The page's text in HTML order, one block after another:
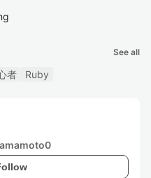
See all
者 Ruby